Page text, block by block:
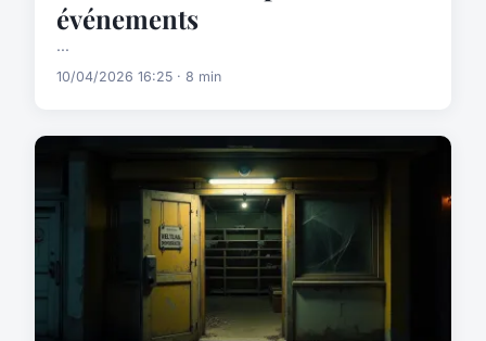
événements
...
10/04/2026 16:25 · 8 min